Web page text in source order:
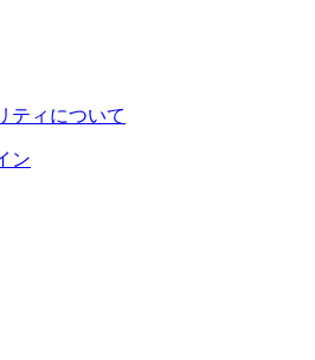
ティについて
ン